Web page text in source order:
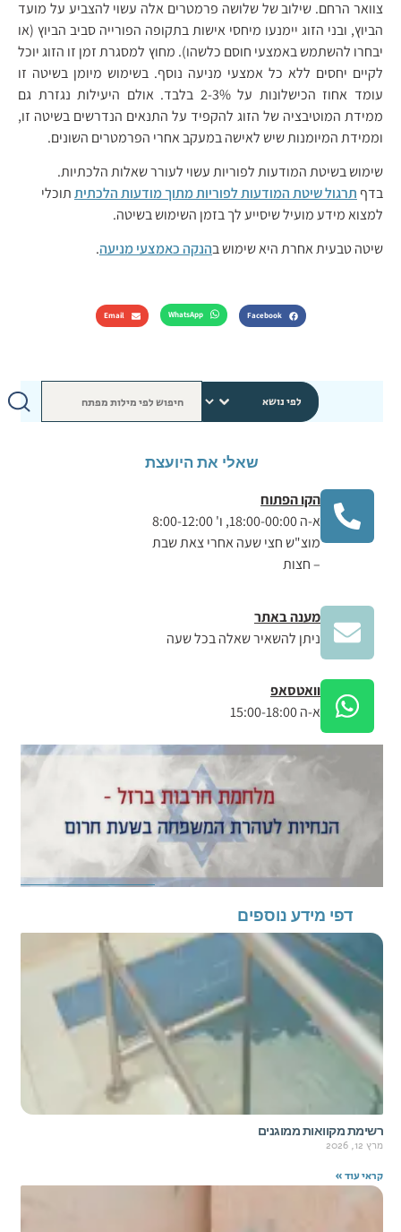
שאלי את היועצת
הקו הפתוח
א-ה 18:00-00:00, ו' 8:00-12:00
מוצ"ש חצי שעה אחרי צאת שבת
– חצות
מענה באתר
ניתן להשאיר שאלה בכל שעה
וואטסאפ
א-ה 15:00-18:00
דפי מידע נוספים
רשימת מקוואות ממוגנים
מרץ 12, 2026
קראי עוד »
צוואר הרחם. שילוב של שלושה פרמטרים אלה עשוי להצביע על מועד
הביוץ, ובני הזוג יימנעו מיחסי אישות בתקופה הפורייה סביב הביוץ (או
יבחרו להשתמש באמצעי חוסם כלשהו). מחוץ למסגרת זמן זו הזוג יוכל
לקיים יחסים ללא כל אמצעי מניעה נוסף. בשימוש מיומן בשיטה זו
עומד אחוז הכישלונות על 2-3% בלבד. אולם היעילות נגזרת גם
ממידת המוטיבציה של הזוג להקפיד על התנאים הנדרשים בשיטה זו,
וממידת המיומנות שיש לאישה במעקב אחרי הפרמטרים השונים.
שימוש בשיטת המודעות לפוריות עשוי לעורר שאלות הלכתיות.
בדף תרגול שיטת המודעות לפוריות מתוך מודעות הלכתיתתוכלי
למצוא מידע מועיל שיסייע לך בזמן השימוש בשיטה.
שיטה טבעית אחרת היא שימוש בהנקה כאמצעי מניעה.
Facebook
WhatsApp
Email